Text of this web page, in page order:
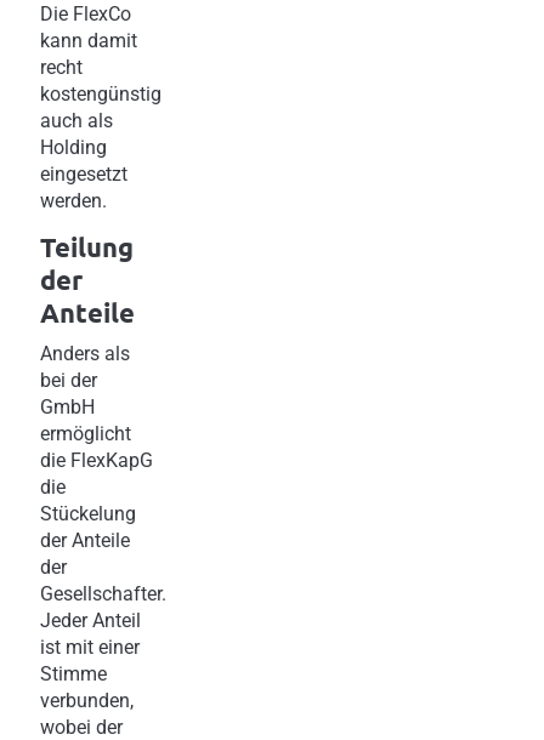
Die FlexCo
kann damit
recht
kostengünstig
auch als
Holding
eingesetzt
werden.
Teilung
der
Anteile
Anders als
bei der
GmbH
ermöglicht
die FlexKapG
die
Stückelung
der Anteile
der
Gesellschafter.
Jeder Anteil
ist mit einer
Stimme
verbunden,
wobei der